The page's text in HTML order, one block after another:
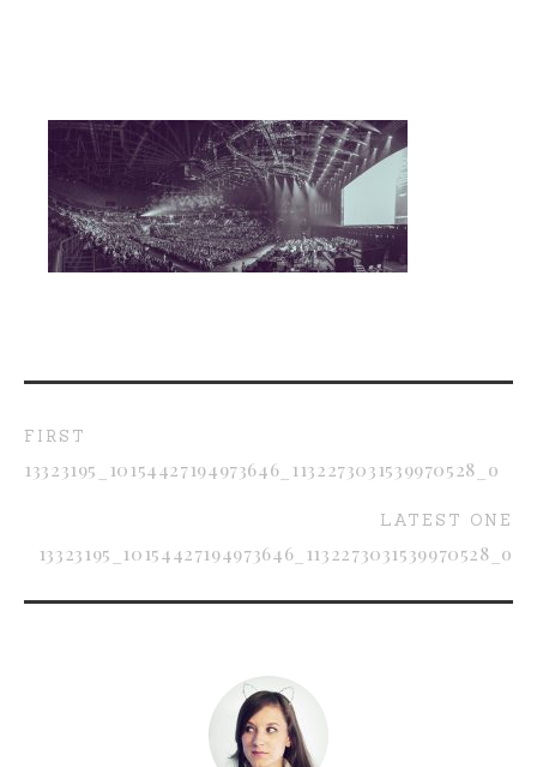
FIRST
13323195_10154427194973646_1132273031539970528_o
LATEST ONE
13323195_10154427194973646_1132273031539970528_o